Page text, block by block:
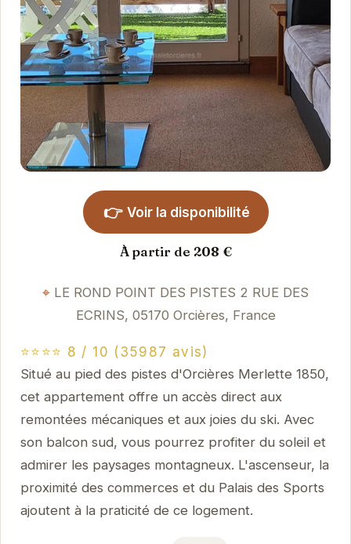
👉 Voir la disponibilité
À partir de 208 €
LE ROND POINT DES PISTES 2 RUE DES
ECRINS, 05170 Orcières, France
⭐⭐⭐⭐ 8 / 10 (35987 avis)
Situé au pied des pistes d'Orcières Merlette 1850,
cet appartement offre un accès direct aux
remontées mécaniques et aux joies du ski. Avec
son balcon sud, vous pourrez profiter du soleil et
admirer les paysages montagneux. L'ascenseur, la
proximité des commerces et du Palais des Sports
ajoutent à la praticité de ce logement.